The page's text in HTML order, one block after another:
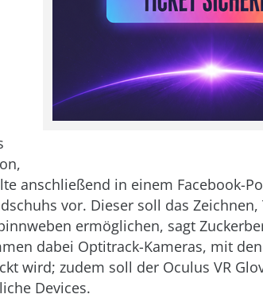
anschließend in einem Facebook-
vor. Dieser soll das
ermöglichen, sagt
dabei Optitrack-Kameras, mit
wird; zudem soll der Oculus VR
Devices.